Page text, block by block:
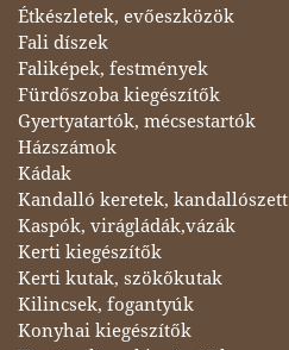
Étkészletek, evőeszközök
Fali díszek
Faliképek, festmények
Fürdőszoba kiegészítők
Gyertyatartók, mécsestartók
Házszámok
Kádak
Kandalló keretek, kandallószett
Kaspók, virágládák,vázák
Kerti kiegészítők
Kerti kutak, szökőkutak
Kilincsek, fogantyúk
Konyhai kiegészítők